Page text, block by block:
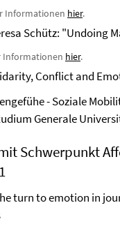
Informationen hier.
Schütz: "Undoing
Informationen hier.
Conflict and
- Soziale
Generale
Schwerpunkt
turn to emotion in